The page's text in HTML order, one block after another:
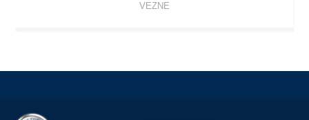
VEZNE